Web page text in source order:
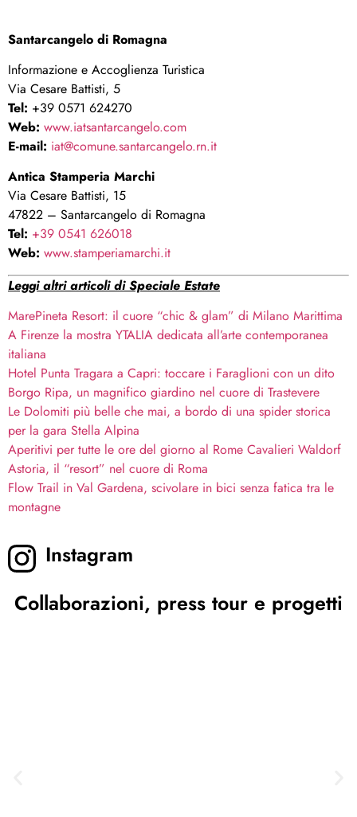
Santarcangelo di Romagna
Informazione e Accoglienza Turistica
Via Cesare Battisti, 5
Tel: +39 0571 624270
Web: www.iatsantarcangelo.com
E-mail: iat@comune.santarcangelo.rn.it
Antica Stamperia Marchi
Via Cesare Battisti, 15
47822 – Santarcangelo di Romagna
Tel: +39 0541 626018
Web: www.stamperiamarchi.it
Leggi altri articoli di Speciale Estate
MarePineta Resort: il cuore “chic & glam” di Milano Marittima
A Firenze la mostra YTALIA dedicata all’arte contemporanea
italiana
Hotel Punta Tragara a Capri: toccare i Faraglioni con un dito
Borgo Ripa, un magnifico giardino nel cuore di Trastevere
Le Dolomiti più belle che mai, a bordo di una spider storica
per la gara Stella Alpina
Aperitivi per tutte le ore del giorno al Rome Cavalieri Waldorf
Astoria, il “resort” nel cuore di Roma
Flow Trail in Val Gardena, scivolare in bici senza fatica tra le
montagne
Instagram
Collaborazioni, press tour e progetti